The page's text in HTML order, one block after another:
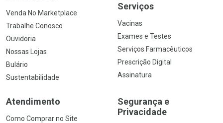
Venda No Marketplace
Trabalhe Conosco
Ouvidoria
Nossas Lojas
Bulário
Sustentabilidade
Serviços
Vacinas
Exames e Testes
Serviços Farmacêuticos
Prescrição Digital
Assinatura
Atendimento
Como Comprar no Site
Segurança e
Privacidade